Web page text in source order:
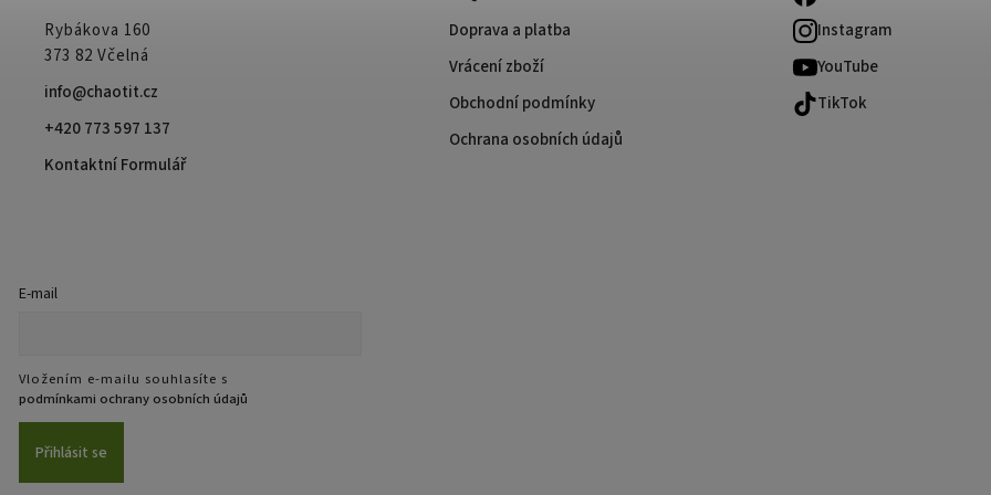
Rybákova 160
373 82 Včelná
info@chaotit.cz
+420 773 597 137
Kontaktní Formulář
Doprava a platba
Vrácení zboží
Obchodní podmínky
Ochrana osobních údajů
Instagram
YouTube
TikTok
E-mail
Vložením e-mailu souhlasíte s
podmínkami ochrany osobních údajů
Přihlásit se